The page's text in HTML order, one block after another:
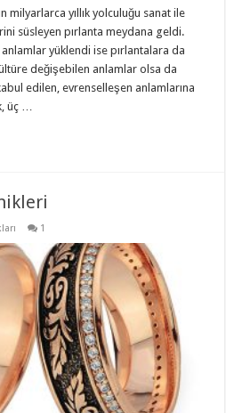
milyarlarca yıllık yolculuğu sanat ile
süsleyen pırlanta meydana geldi.
yüklendi ise pırlantalara da
değişebilen anlamlar olsa da
edilen, evrenselleşen anlamlarına
üç …
1